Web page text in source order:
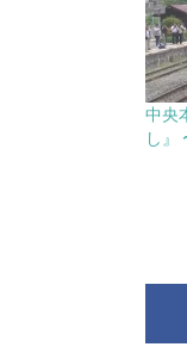
中央
し』